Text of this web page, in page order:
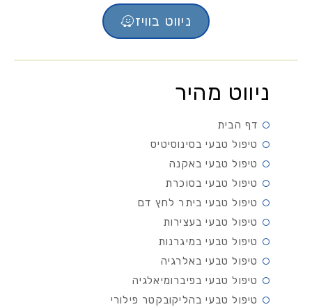
ניווט בוויז
ניווט מהיר
דף הבית
טיפול טבעי בסינוסיטיס
טיפול טבעי באקנה
טיפול טבעי בסוכרת
טיפול טבעי ביתר לחץ דם
טיפול טבעי בעצירות
טיפול טבעי במיגרנות
טיפול טבעי באלרגיה
טיפול טבעי בפיברומיאלגיה
טיפול טבעי בהליקובקטר פילורי